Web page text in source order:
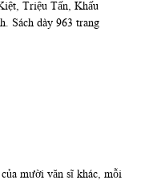
Triệu Tấn, Khấu
Sách dày 963 trang
mười văn sĩ khác, mỗi